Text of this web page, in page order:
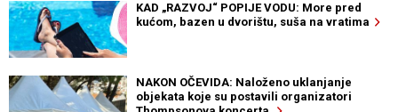
KAD „RAZVOJ“ POPIJE VODU: More pred
kućom, bazen u dvorištu, suša na vratima
NAKON OČEVIDA: Naloženo uklanjanje
objekata koje su postavili organizatori